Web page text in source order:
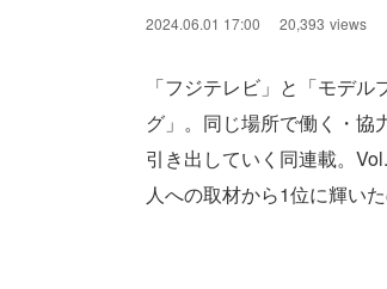
2024.06.01 17:00 20,393 views
「フジテレビ」と「モデ
グ」。同じ場所で働く・協
引き出していく同連載。
人への取材から1位に輝い